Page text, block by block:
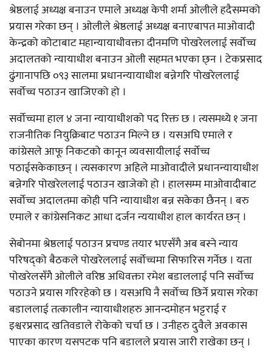
श्रेष्ठलाई अध्यक्ष बनाउन एमाले अध्यक्ष केपी शर्मा ओलीले हदैसम्मको
प्रयास गरेका छन् । ओलीले श्रेष्ठलाई अध्यक्ष बनाएबापत माअ‍ोवादी
केन्द्रको कोटाबाट महान्यायाधीवक्ता दीनमणि पोखरेललाई सर्वोच्च
अदालतको न्यायाधीश बनाउन ओली सहमत भएका छ्न । टेकप्रसाद
ढुंगानापछि ०९३ सालमा प्रधानन्यायाधीश बन्नेगरि पोखरेललाई
सर्वोच्च पठाउन खाजिएको हो ।
सर्वोच्चमा हाल ४ जना न्यायाधीशको पद रिक्त छ । त्यसमध्ये १ जना
राजनीतिक नियुक्रिबाट पठाउन मिल्ने छ । यसअघि एमाले र
कांग्रेसले आफू निकटको कानून व्यवसायीलाई सर्वोच्च
पठाईसकेकाछन् । त्यसकारण अहिले माओवादीले प्रधानन्यायाधीश
बन्नेगरि पोखरेललाई पठाउन खाजेको हो । हालसम्म माओवादीबाट
सर्वोच्च अदालतमा कोही पनि न्यायाधीश बन्न सकेका छैनन् । बरु
एमाले र कांग्रेसनिकट आधा दर्जन न्ययाधीश हाल कार्यरत छन् ।
सेबोनमा श्रेष्ठलाई पठाउन प्रचण्ड तयार भएसँगै अब बस्ने न्याय
परिषद्को बैठकले पोखरेललाई सर्वोच्चमा सिफारिस गर्नेछ । यता
पोखरेलसँगै ओलीले वरिष्ठ अधिवक्ता रमेश बडाललाई पनि सर्वोच्च
पठाउने प्रयास गरिरहेको छ । यसअघि नै सर्वोच्च छिर्ने प्रयास गरेका
बडाललाई तत्कालीन न्यायाधीशहरु आनन्दमोहन भट्टराई र
इश्वरप्रसाद खतिवडाले रोकेको चर्चा छ । उनीहरु दुवैले अवकास
पाएका कारण यसपटक पनि बडालले प्रयास जारी राखेका छन् ।